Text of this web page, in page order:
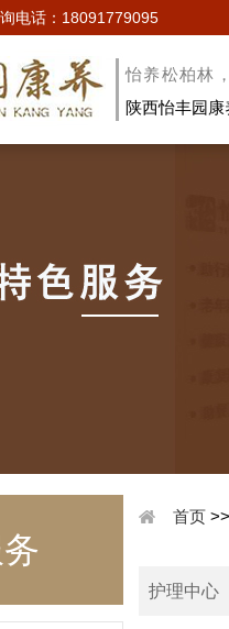
电话：18091779095
怡养松柏林
陕西怡丰园康
首页
护理中心